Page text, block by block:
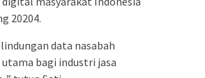
20204.
data nasabah
bagi industri jasa